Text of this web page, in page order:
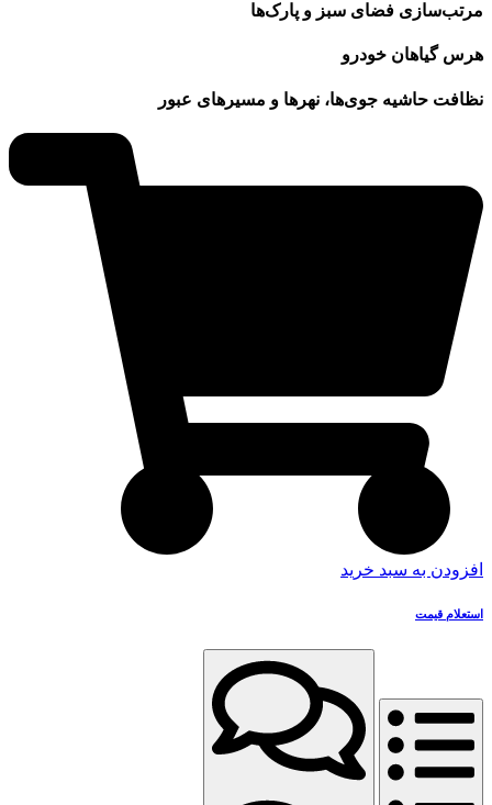
مرتب‌سازی فضای سبز و پارک‌ها
هرس گیاهان خودرو
نظافت حاشیه جوی‌ها، نهرها و مسیرهای عبور
افزودن به سبد خرید
استعلام قیمت